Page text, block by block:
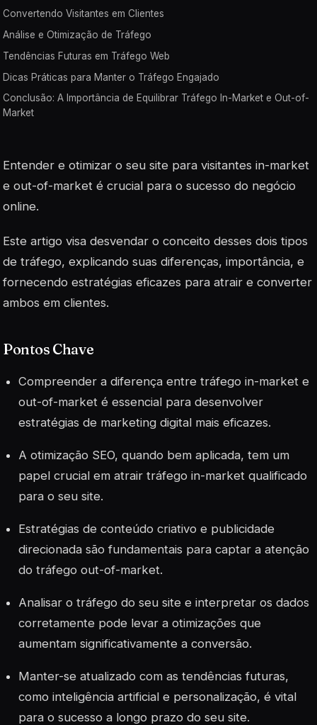
Convertendo Visitantes em Clientes
Análise e Otimização de Tráfego
Tendências Futuras em Tráfego Web
Dicas Práticas para Manter o Tráfego Engajado
Conclusão: A Importância de Equilibrar Tráfego In-Market e Out-of-
Market
Entender e otimizar o seu site para visitantes in-market
e out-of-market é crucial para o sucesso do negócio
online.
Este artigo visa desvendar o conceito desses dois tipos
de tráfego, explicando suas diferenças, importância, e
fornecendo estratégias eficazes para atrair e converter
ambos em clientes.
Pontos Chave
Compreender a diferença entre tráfego in-market e
out-of-market é essencial para desenvolver
estratégias de marketing digital mais eficazes.
A otimização SEO, quando bem aplicada, tem um
papel crucial em atrair tráfego in-market qualificado
para o seu site.
Estratégias de conteúdo criativo e publicidade
direcionada são fundamentais para captar a atenção
do tráfego out-of-market.
Analisar o tráfego do seu site e interpretar os dados
corretamente pode levar a otimizações que
aumentam significativamente a conversão.
Manter-se atualizado com as tendências futuras,
como inteligência artificial e personalização, é vital
para o sucesso a longo prazo do seu site.